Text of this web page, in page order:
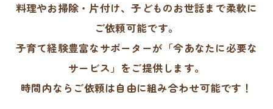
料理やお掃除・片付け、子どものお世話まで柔軟に
ご依頼可能です。
子育て経験豊富なサポーターが「今あなたに必要な
サービス」をご提供します。
時間内ならご依頼は自由に組み合わせ可能です！